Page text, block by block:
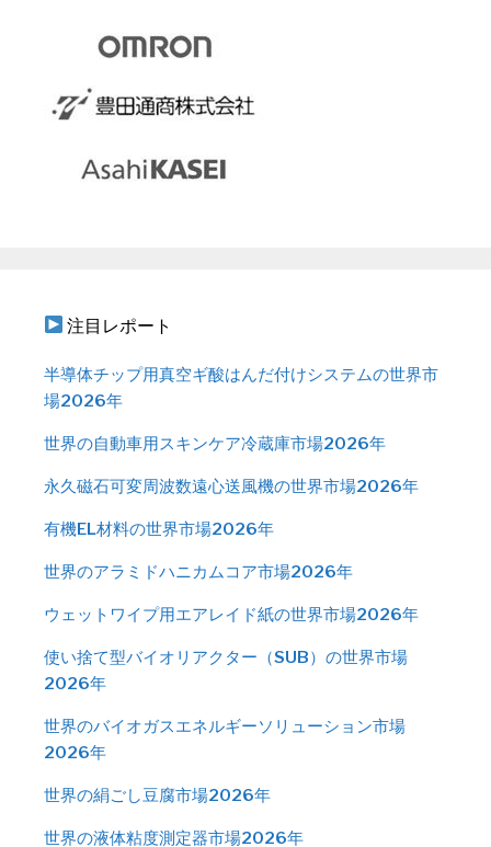
注目レポート
半導体チップ用真空ギ酸はんだ付けシステムの世界市
場2026年
世界の自動車用スキンケア冷蔵庫市場2026年
永久磁石可変周波数遠心送風機の世界市場2026年
有機EL材料の世界市場2026年
世界のアラミドハニカムコア市場2026年
ウェットワイプ用エアレイド紙の世界市場2026年
使い捨て型バイオリアクター（SUB）の世界市場
2026年
世界のバイオガスエネルギーソリューション市場
2026年
世界の絹ごし豆腐市場2026年
世界の液体粘度測定器市場2026年